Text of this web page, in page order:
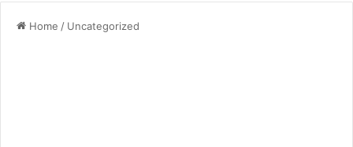
Home / Uncategorized